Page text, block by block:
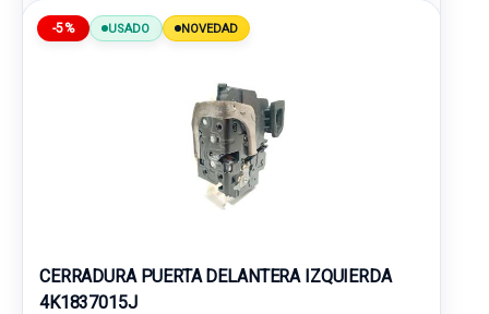
-5% USADO NOVEDAD
CERRADURA PUERTA DELANTERA IZQUIERDA
4K1837015J